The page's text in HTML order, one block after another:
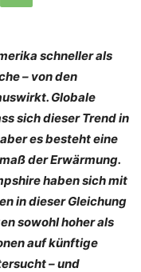
schneller als
– von den
Globale
sich dieser Trend in
es besteht eine
der Erwärmung.
haben sich mit
in dieser Gleichung
sowohl hoher als
auf künftige
– und